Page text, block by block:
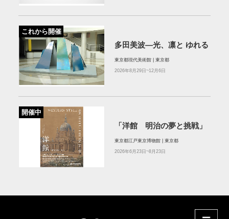
これから開催
多田美波―光、凛と ゆれる
東京都現代美術館 | 東京都
2026年8月29日~12月6日
開催中
「洋館 明治の夢と挑戦」
東京都江戸東京博物館 | 東京都
2026年6月23日~8月23日